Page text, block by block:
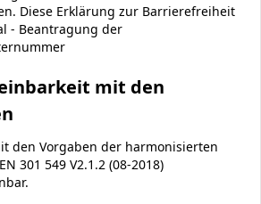
Diese Erklärung zur Barrierefreiheit
- Beantragung der
mit den
den Vorgaben der harmonisierten
301 549 V2.1.2 (08-2018)